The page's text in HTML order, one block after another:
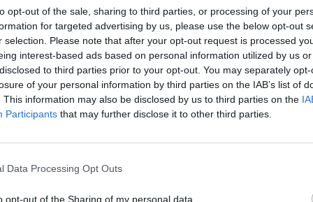
opt-out of the sale, sharing to third parties, or processing of your
for targeted advertising by us, please use the below opt-out
selection. Please note that after your opt-out request is processed
interest-based ads based on personal information utilized by us
to third parties prior to your opt-out. You may separately
of your personal information by third parties on the IAB’s list of
This information may also be disclosed by us to third parties on the
Participants that may further disclose it to other third parties.
Data Processing Opt Outs
opt-out of the Sharing of my personal data.
nugriauti A.Juozapavičiaus
V.Benkunskas prieš kelias dienas
ir statybos inspekcijai (VTPSI).
užsitęsusių procedūrų, paprašė
terminai, taip pat siekė gauti
reikėtų pakeisti, kad verslas pastatą